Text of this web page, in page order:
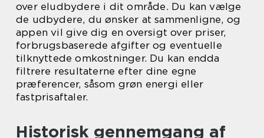
over eludbydere i dit område. Du kan vælge
de udbydere, du ønsker at sammenligne, og
appen vil give dig en oversigt over priser,
forbrugsbaserede afgifter og eventuelle
tilknyttede omkostninger. Du kan endda
filtrere resultaterne efter dine egne
præferencer, såsom grøn energi eller
fastprisaftaler.
Historisk gennemgang af